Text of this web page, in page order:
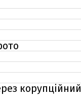
корупційний